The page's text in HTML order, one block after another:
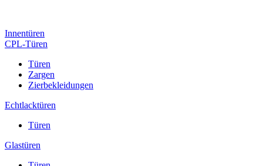
Innentüren
CPL-Türen
Türen
Zargen
Zierbekleidungen
Echtlacktüren
Türen
Glastüren